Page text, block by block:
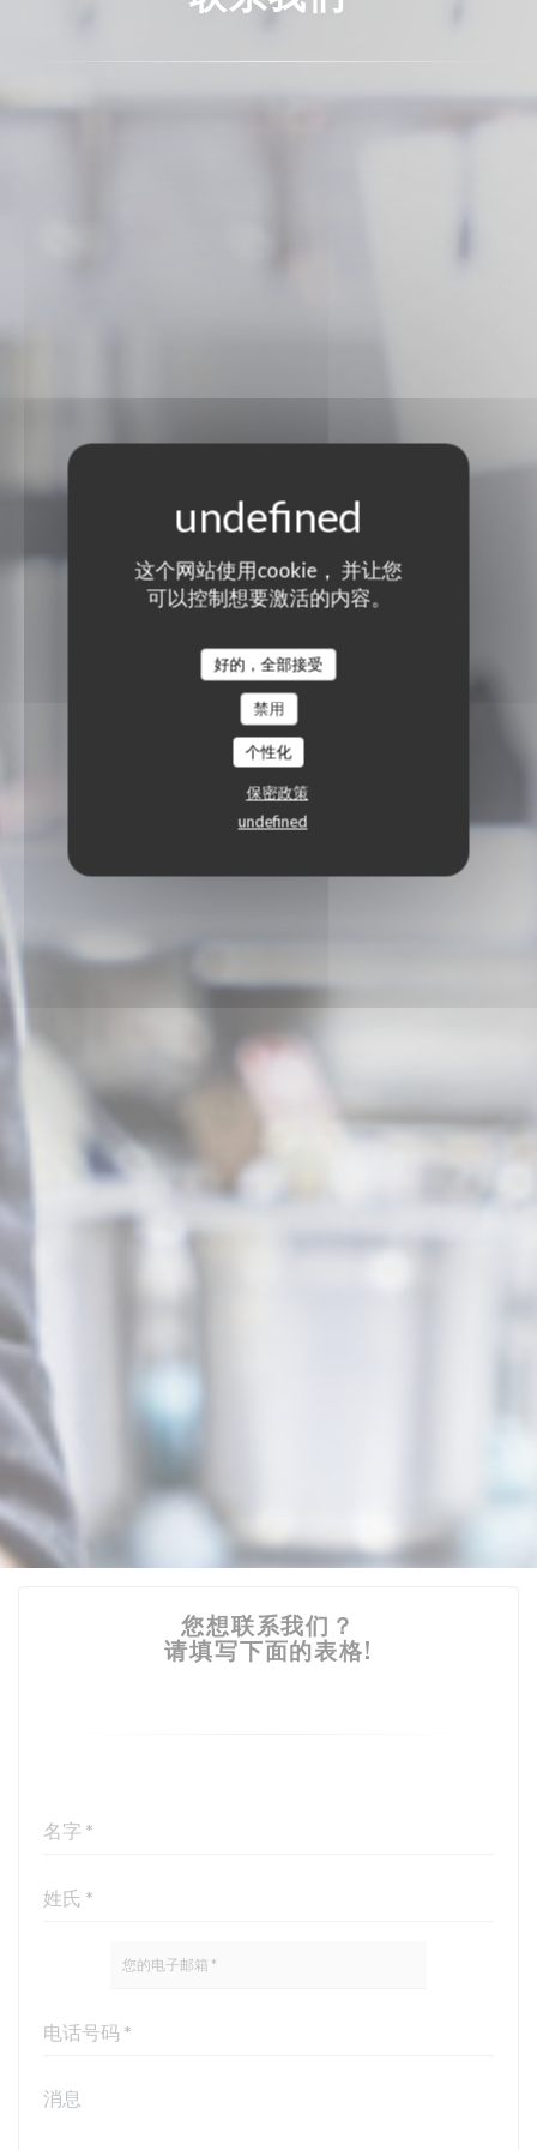
这个网站使用cookie， 并让您
可以控制想要激活的内容。
好的，全部接受
禁用
个性化
保密政策
undefined
您想联系我们？
请填写下面的表格!